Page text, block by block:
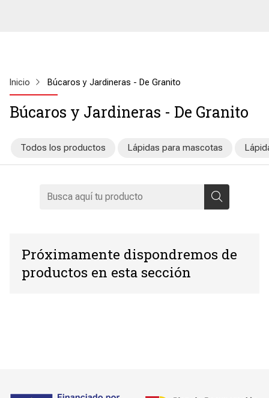
Inicio Búcaros y Jardineras - De Granito
Búcaros y Jardineras - De Granito
Todos los productos Lápidas para mascotas
Próximamente dispondremos de
productos en esta sección